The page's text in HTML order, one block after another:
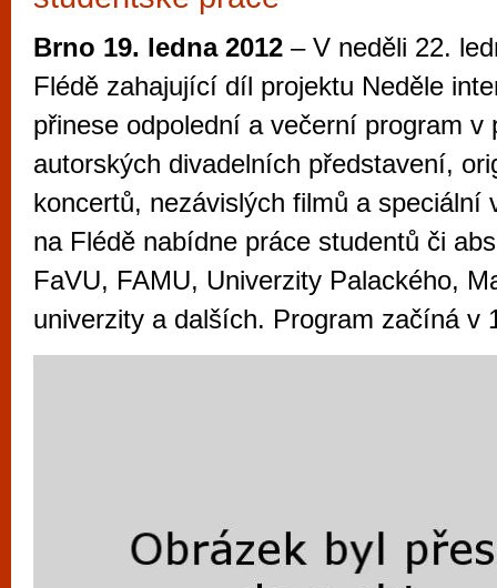
Brno 19. ledna 2012 – V neděli 22.
Flédě zahajující díl projektu Neděle
přinese odpolední a večerní program v
autorských divadelních představení,
koncertů, nezávislých filmů a speciální
na Flédě nabídne práce studentů či
FaVU, FAMU, Univerzity Palackého,
univerzity a dalších. Program začíná v
Brno je
zajímavé
restaurace,
Mimo jiné je ale také místem, kde si
vyzkoušet různé kasinové hry. V
metropoli naleznete širokou nabídku her
po moderní automaty jak pro pravidelné
příležitostné hráče. V...